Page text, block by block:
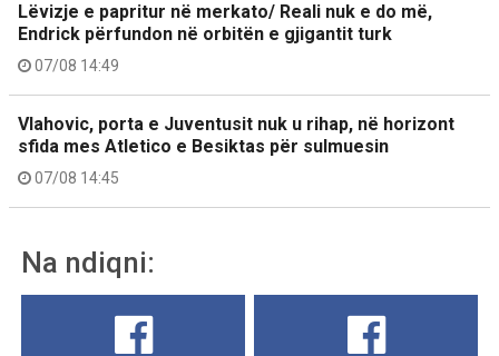
Lëvizje e papritur në merkato/ Reali nuk e do më,
Endrick përfundon në orbitën e gjigantit turk
07/08 14:49
Vlahovic, porta e Juventusit nuk u rihap, në horizont
sfida mes Atletico e Besiktas për sulmuesin
07/08 14:45
Na ndiqni: